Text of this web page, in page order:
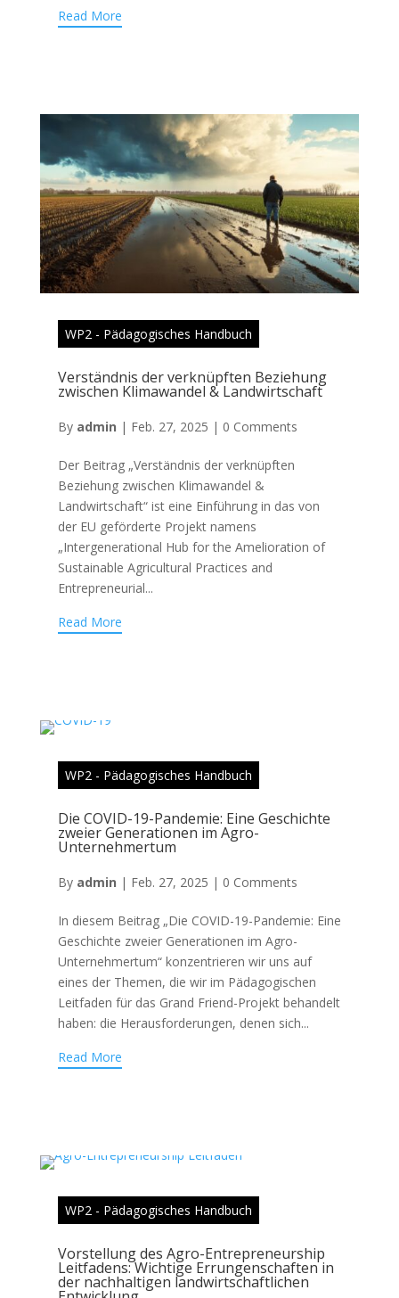
Read More
WP2 - Pädagogisches Handbuch
Verständnis der verknüpften Beziehung
zwischen Klimawandel & Landwirtschaft
By admin | Feb. 27, 2025 | 0 Comments
Der Beitrag „Verständnis der verknüpften
Beziehung zwischen Klimawandel &
Landwirtschaft“ ist eine Einführung in das von
der EU geförderte Projekt namens
„Intergenerational Hub for the Amelioration of
Sustainable Agricultural Practices and
Entrepreneurial...
Read More
WP2 - Pädagogisches Handbuch
Die COVID-19-Pandemie: Eine Geschichte
zweier Generationen im Agro-
Unternehmertum
By admin | Feb. 27, 2025 | 0 Comments
In diesem Beitrag „Die COVID-19-Pandemie: Eine
Geschichte zweier Generationen im Agro-
Unternehmertum“ konzentrieren wir uns auf
eines der Themen, die wir im Pädagogischen
Leitfaden für das Grand Friend-Projekt behandelt
haben: die Herausforderungen, denen sich...
Read More
WP2 - Pädagogisches Handbuch
Vorstellung des Agro-Entrepreneurship
Leitfadens: Wichtige Errungenschaften in
der nachhaltigen landwirtschaftlichen